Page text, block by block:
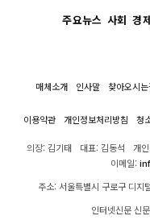
주요뉴스 사회 경
매체소개 인사말 찾아오시는
이용약관 개인정보처리방침 청
의장: 김기태 대표: 김동석 개
이메일:
주소: 서울특별시 구로구 디
인터넷신문 신